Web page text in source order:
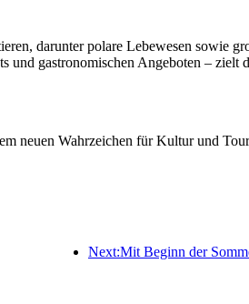
darunter polare Lebewesen sowie
gastronomischen Angeboten – zielt
neuen Wahrzeichen für Kultur und